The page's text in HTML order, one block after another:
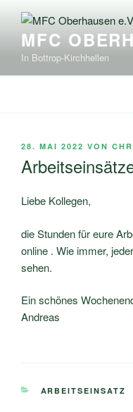
Inhalt
springenMFC
In Bottrop-Kirchhellen
VERÖFFENTLICHT
28. MAI 2022 VON
Liebe Kollegen,
die Stunden für eure
online . Wie immer,
sehen.
Ein schönes
Andreas
KATEGORIEN
ARBEITSEINSATZ